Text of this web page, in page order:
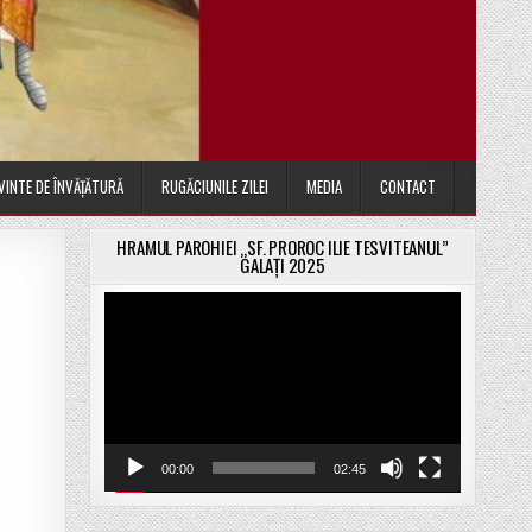
DE ÎNVĂȚĂTURĂ RUGĂCIUNILE ZILEI MEDIA CONTACT
HRAMUL PAROHIEI „SF. PROROC ILIE TESVITEANUL”
GALAȚI 2025
00:00 02:45